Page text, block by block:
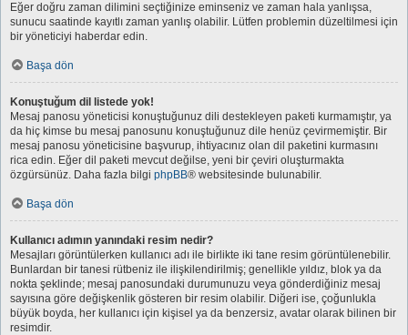
Eğer doğru zaman dilimini seçtiğinize eminseniz ve zaman hala yanlışsa,
sunucu saatinde kayıtlı zaman yanlış olabilir. Lütfen problemin düzeltilmesi için
bir yöneticiyi haberdar edin.
Başa dön
Konuştuğum dil listede yok!
Mesaj panosu yöneticisi konuştuğunuz dili destekleyen paketi kurmamıştır, ya
da hiç kimse bu mesaj panosunu konuştuğunuz dile henüz çevirmemiştir. Bir
mesaj panosu yöneticisine başvurup, ihtiyacınız olan dil paketini kurmasını
rica edin. Eğer dil paketi mevcut değilse, yeni bir çeviri oluşturmakta
özgürsünüz. Daha fazla bilgi phpBB® websitesinde bulunabilir.
Başa dön
Kullanıcı adımın yanındaki resim nedir?
Mesajları görüntülerken kullanıcı adı ile birlikte iki tane resim görüntülenebilir.
Bunlardan bir tanesi rütbeniz ile ilişkilendirilmiş; genellikle yıldız, blok ya da
nokta şeklinde; mesaj panosundaki durumunuzu veya gönderdiğiniz mesaj
sayısına göre değişkenlik gösteren bir resim olabilir. Diğeri ise, çoğunlukla
büyük boyda, her kullanıcı için kişisel ya da benzersiz, avatar olarak bilinen bir
resimdir.